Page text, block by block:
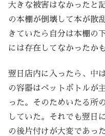
大きな被害はなかったと
の本棚が倒壊して本が散
きていたら自分は本棚の
には存在してなかったか
翌日店内に入ったら、中
の容器はペットボトルが
った。そのためいたる所
していた。それでも翌日
の後片付けが大変であっ